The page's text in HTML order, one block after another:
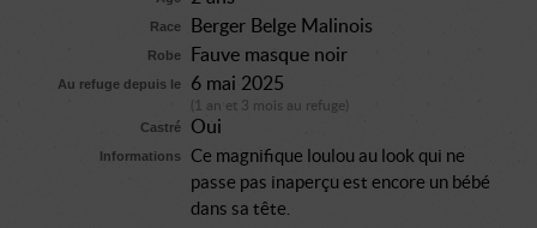
Race Berger Belge Malinois
Robe Fauve masque noir
Au refuge depuis le 6 mai 2025
(1 an et 3 mois au refuge)
Castré
Oui
Informations
Ce magnifique loulou au look qui ne
passe pas inaperçu est encore un bébé
dans sa tête.